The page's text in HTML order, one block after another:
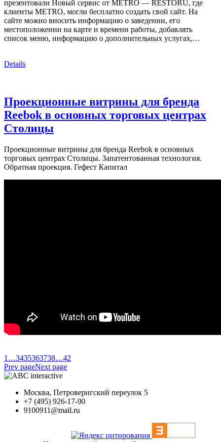
презентовали Новый сервис от METRO — RESTORU, где
клиенты METRO, могли бесплатно создать свой сайт. На
сайте можно вносить информацию о заведении, его
местоположении на карте и времени работы, добавлять
список меню, информацию о дополнительных услугах,…
Details
Проекционные витрины для бренда
Reebok в основных торговых центрах
Столицы
Проекционные витрины для бренда Reebok в основных
торговых центрах Столицы. Запатентованная технология.
Обратная проекция. Гефест Капитал
1 …3435363738…42
Prev pageNext page
Москва, Петроверигский переулок 5
+7 (495) 926-17-90
9100911@mail.ru